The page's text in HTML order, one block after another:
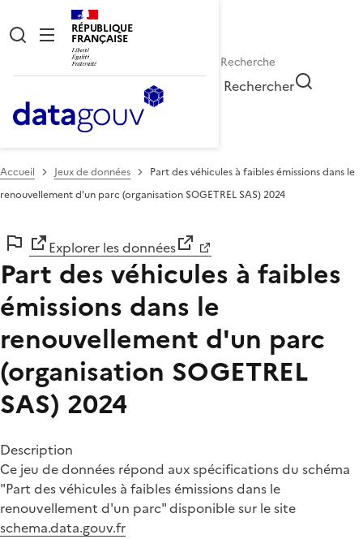
RÉPUBLIQUE
FRANÇAISE
Rechercher
Accueil Jeux de données
Part des véhicules à faibles émissions dans le
renouvellement d'un parc (organisation SOGETREL SAS) 2024
Explorer les données
Part des véhicules à faibles
émissions dans le
renouvellement d'un parc
(organisation SOGETREL
SAS) 2024
Description
Ce jeu de données répond aux spécifications du schéma
"Part des véhicules à faibles émissions dans le
renouvellement d'un parc" disponible sur le site
schema.data.gouv.fr